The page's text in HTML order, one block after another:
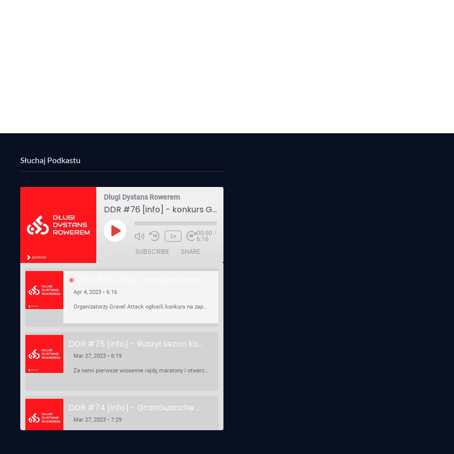
Słuchaj Podkastu
Długi Dystans Rowerem
DDR #76 [info] - konkurs Gravel Attack, Varmia Gravel, Bike Expo, Inspire India Ultra Race
Play
1x 00:00 /
6:16
SUBSCRIBE SHARE
Apr 4, 2023 • 6:16
Organizatorzy Gravel Attack ogłosili konkurs na zaprojektowanie koszulki. Varmia Gravel 2023 przypomina o możliwości podzielenia opłaty startowej na dwie raty 50/50 – na zero procent! …
DDR #75 [info] - Ruszył sezon kolarski! Pierwszy Brevet Race Through Poland, Otwarcie sezonu Rajdy Dla Frajdy, Ankieta Rowerowa, przygotowania do Race Around Poland
Mar 27, 2023 • 6:19
Za nami pierwsze wiosenne rajdy, maratony i otwarcia sezonu, choć w Gdańsku zima nie powiedziała jeszcze ostatniego słowa bo właśnie pada śnieg. Linki: ⁠http://watahaultrarace.pl/⁠⁠https://rajdydlafrajdy.pl/⁠https://brevety.pl/brevets⁠⁠https://racearoundpoland.pl/⁠⁠https://granguanche.com/audax/audaxgravel/⁠⁠Ankieta Rowerowa…
DDR #74 [info] - GranGuanche Gravel startuje w piątek! Wataha Ultra Race Wiosna - zaprasza Mateusz Szafraniec. Dwie samochwałki
Mar 27, 2023 • 7:29